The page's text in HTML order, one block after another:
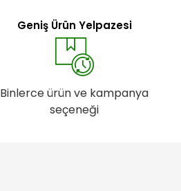
Geniş Ürün Yelpazesi
Binlerce ürün ve kampanya
seçeneği